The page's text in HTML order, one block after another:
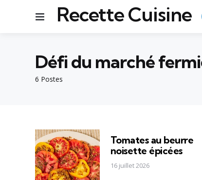
Menu
Recette Cuisine
6 Postes
Défi du marché
Tomates au beurre
noisette épicées
16 juillet 2026